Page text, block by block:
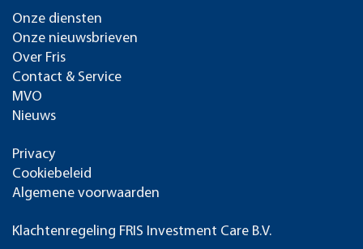
Onze diensten
Onze nieuwsbrieven
Over Fris
Contact & Service
MVO
Nieuws
Privacy
Cookiebeleid
Algemene voorwaarden
Klachtenregeling FRIS Investment Care B.V.